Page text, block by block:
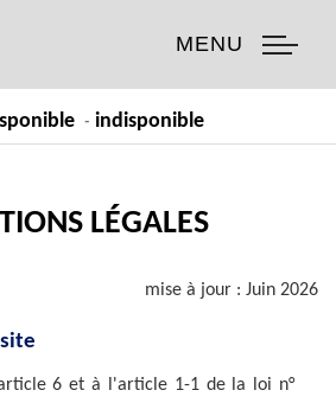
MENU
- indisponible
LÉGALES
mise à jour : Juin 2026
6 et à l'article 1-1 de la loi n°